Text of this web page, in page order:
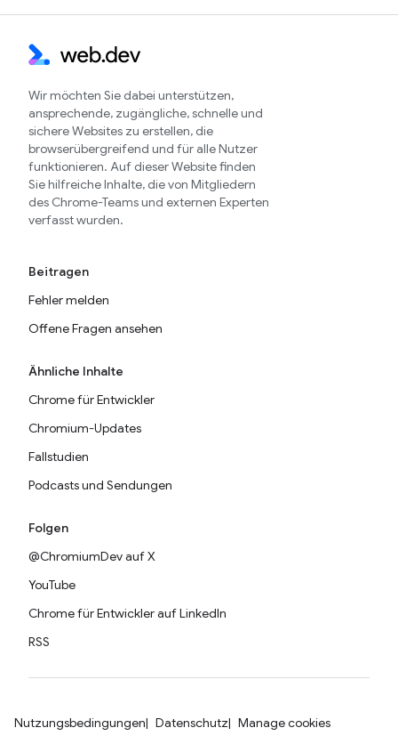
Wir möchten Sie dabei unterstützen,
ansprechende, zugängliche, schnelle und
sichere Websites zu erstellen, die
browserübergreifend und für alle Nutzer
funktionieren. Auf dieser Website finden
Sie hilfreiche Inhalte, die von Mitgliedern
des Chrome-Teams und externen Experten
verfasst wurden.
Beitragen
Fehler melden
Offene Fragen ansehen
Ähnliche Inhalte
Chrome für Entwickler
Chromium-Updates
Fallstudien
Podcasts und Sendungen
Folgen
@ChromiumDev auf X
YouTube
Chrome für Entwickler auf LinkedIn
RSS
Nutzungsbedingungen Datenschutz Manage cookies